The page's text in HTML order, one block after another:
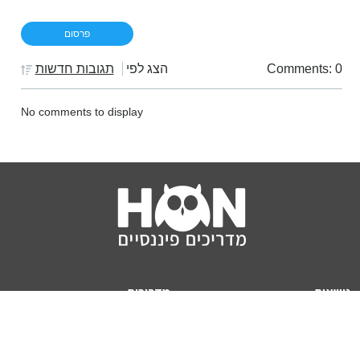
Comments: 0 הצג לפי תגובות חדשות
No comments to display
נושאים
מדריכים